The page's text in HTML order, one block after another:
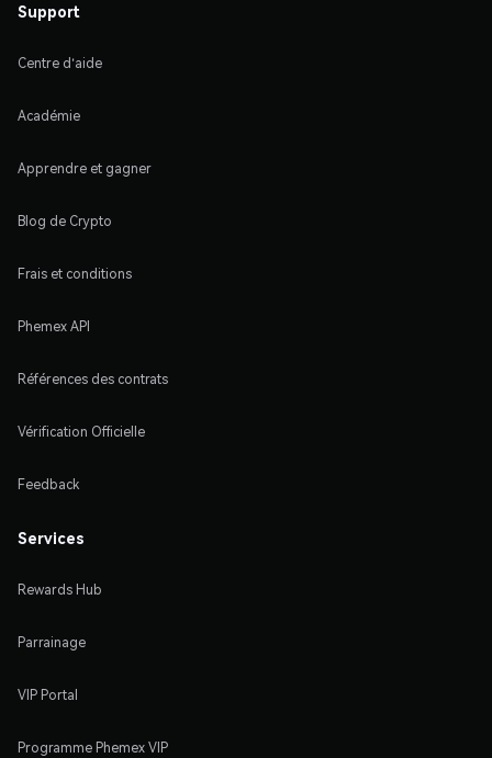
Support
Centre d'aide
Académie
Apprendre et gagner
Blog de Crypto
Frais et conditions
Phemex API
Références des contrats
Vérification Officielle
Feedback
Services
Rewards Hub
Parrainage
VIP Portal
Programme Phemex VIP